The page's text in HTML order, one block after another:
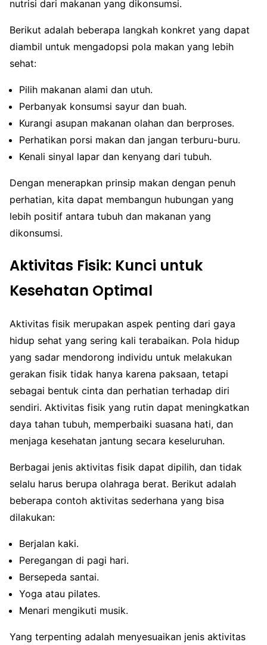
nutrisi dari makanan yang dikonsumsi.
Berikut adalah beberapa langkah konkret yang dapat
diambil untuk mengadopsi pola makan yang lebih
sehat:
Pilih makanan alami dan utuh.
Perbanyak konsumsi sayur dan buah.
Kurangi asupan makanan olahan dan berproses.
Perhatikan porsi makan dan jangan terburu-buru.
Kenali sinyal lapar dan kenyang dari tubuh.
Dengan menerapkan prinsip makan dengan penuh
perhatian, kita dapat membangun hubungan yang
lebih positif antara tubuh dan makanan yang
dikonsumsi.
Aktivitas Fisik: Kunci untuk
Kesehatan Optimal
Aktivitas fisik merupakan aspek penting dari gaya
hidup sehat yang sering kali terabaikan. Pola hidup
yang sadar mendorong individu untuk melakukan
gerakan fisik tidak hanya karena paksaan, tetapi
sebagai bentuk cinta dan perhatian terhadap diri
sendiri. Aktivitas fisik yang rutin dapat meningkatkan
daya tahan tubuh, memperbaiki suasana hati, dan
menjaga kesehatan jantung secara keseluruhan.
Berbagai jenis aktivitas fisik dapat dipilih, dan tidak
selalu harus berupa olahraga berat. Berikut adalah
beberapa contoh aktivitas sederhana yang bisa
dilakukan:
Berjalan kaki.
Peregangan di pagi hari.
Bersepeda santai.
Yoga atau pilates.
Menari mengikuti musik.
Yang terpenting adalah menyesuaikan jenis aktivitas